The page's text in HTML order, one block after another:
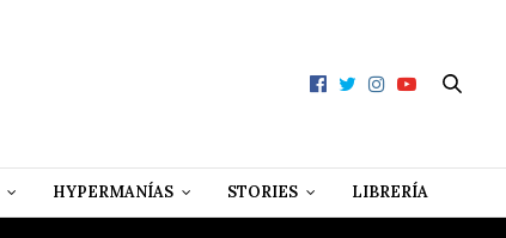
HYPERMANÍAS STORIES LIBRERÍA